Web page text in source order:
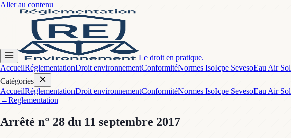
Aller au contenu
Le droit en pratique.
AccueilRéglementationDroit environnementConformitéNormes IsoIcpe SevesoEau Air Sol
Catégories
AccueilRéglementationDroit environnementConformitéNormes IsoIcpe SevesoEau Air Sol
←Reglementation
Arrêté n° 28 du 11 septembre 2017